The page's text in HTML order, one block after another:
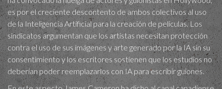
es por el creciente descontento de ambos colectivos al uso
de la Inteligencia Artificial para la creación de películas. Los
sindicatos argumentan que los artistas necesitan protección
contra el uso de sus imágenes y arte generado por la IA sin su
consentimiento y los escritores sostienen que los estudios no
deberían poder reemplazarlos con IA para escribir guiones.